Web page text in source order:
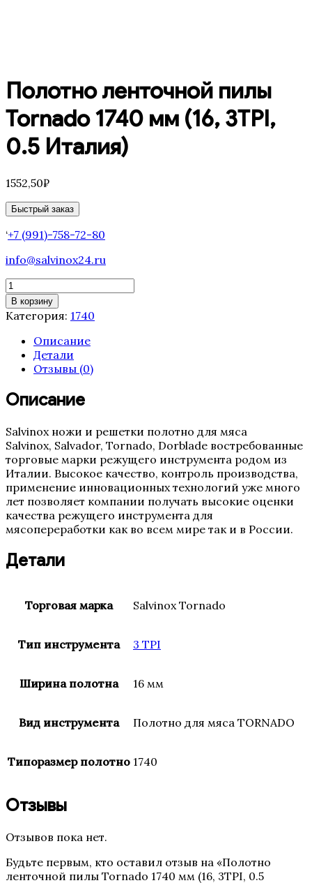
Полотно ленточной пилы
Tornado 1740 мм (16, 3TPI,
0.5 Италия)
1552,50₽
Быстрый заказ
‘+7 (991)-758-72-80
info@salvinox24.ru
Количество
товара
Полотно
ленточной
пилы
Tornado
1740
(16,
3TPI,
Италия)
В корзину
Категория: 1740
Описание
Детали
Отзывы (0)
Описание
Salvinox ножи и решетки полотно для мяса
Salvinox, Salvador, Tornado, Dorblade востребованные
торговые марки режущего инструмента родом из
Италии. Высокое качество, контроль производства,
применение инновационных технологий уже много
лет позволяет компании получать высокие оценки
качества режущего инструмента для
мясопереработки как во всем мире так и в России.
Детали
Торговая марка Salvinox Tornado
Тип инструмента 3 TPI
Ширина полотна 16 мм
Вид инструмента Полотно для мяса TORNADO
Типоразмер полотно 1740
Отзывы
Отзывов пока нет.
Будьте первым, кто оставил отзыв на «Полотно
ленточной пилы Tornado 1740 мм (16, 3TPI, 0.5